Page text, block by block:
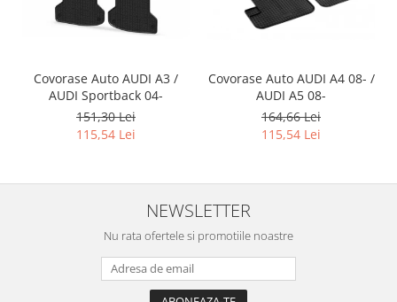
Covorase Auto AUDI A3 /
AUDI Sportback 04-
151,30 Lei
115,54 Lei
Covorase Auto AUDI A4 08- /
AUDI A5 08-
164,66 Lei
115,54 Lei
NEWSLETTER
Nu rata ofertele si promotiile noastre